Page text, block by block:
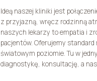
Ideą naszej kliniki jest
z przyjazną, wręcz rodzinną
naszych lekarzy to empatia i
pacjentów. Oferujemy
światowym poziomie. Tu w
diagnostykę, konsultację, a